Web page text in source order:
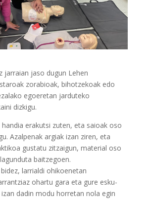
jarraian jaso dugun Lehen
zorabioak, bihotzekoak edo
egoeretan jarduteko
dizkigu.
handia erakutsi zuten, eta saioak oso
Azalpenak argiak izan ziren, eta
gustatu zitzaigun, material oso
baitzegoen.
larrialdi ohikoenetan
ohartu gara eta gure esku-
dadin modu horretan nola egin